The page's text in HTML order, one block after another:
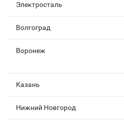
Электросталь
Волгоград
Воронеж
Казань
Нижний Новгород